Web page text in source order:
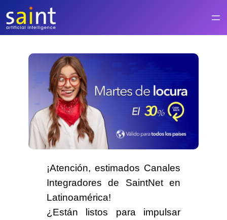
contenido
¡Atención, estimados Canales
Integradores de SaintNet en
Latinoamérica!
¿Están listos para impulsar